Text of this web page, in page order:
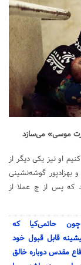
او نیز یکی دیگر از
گوشه‌نشینی
که پس از چ عملا از
حاتمی‌کیا که
قابل قبول خود
مقدس دوباره خالق